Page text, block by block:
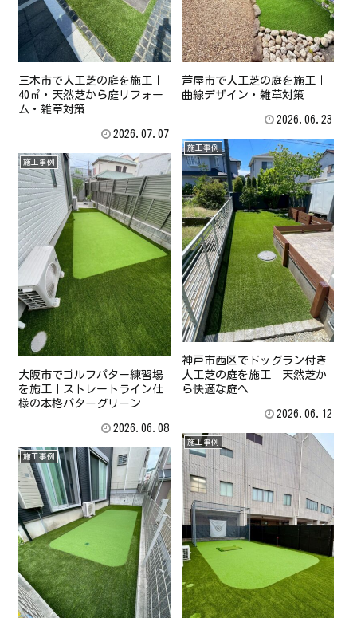
三木市で人工芝の庭を施工｜
40㎡・天然芝から庭リフォー
ム・雑草対策
2026.07.07
芦屋市で人工芝の庭を施工｜
曲線デザイン・雑草対策
2026.06.23
施工事例
神戸市西区でドッグラン付き
人工芝の庭を施工｜天然芝か
ら快適な庭へ
2026.06.12
施工事例
大阪市でゴルフパター練習場
を施工｜ストレートライン仕
様の本格パターグリーン
2026.06.08
施工事例
施工事例